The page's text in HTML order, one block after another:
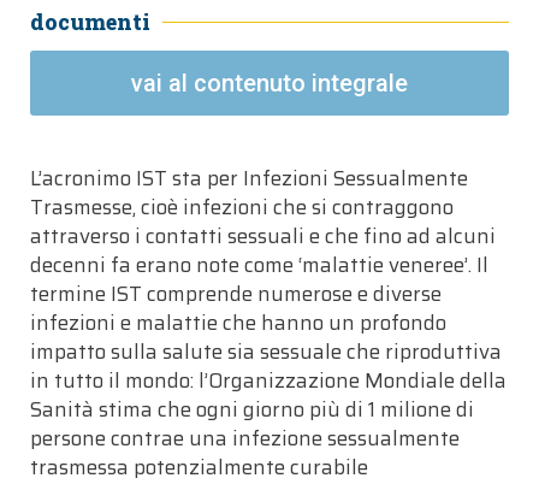
L’acronimo IST sta per Infezioni Sessualmente
Trasmesse, cioè infezioni che si contraggono
attraverso i contatti sessuali e che fino ad alcuni
decenni fa erano note come ‘malattie veneree’. Il
termine IST comprende numerose e diverse
infezioni e malattie che hanno un profondo
impatto sulla salute sia sessuale che riproduttiva
in tutto il mondo: l’Organizzazione Mondiale della
Sanità stima che ogni giorno più di 1 milione di
persone contrae una infezione sessualmente
trasmessa potenzialmente curabile
documenti
vai al contenuto integrale